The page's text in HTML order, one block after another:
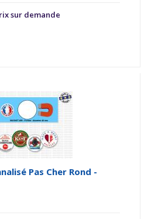
sur demande
Pas Cher Rond -